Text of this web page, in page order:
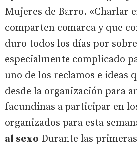
Mujeres de Barro. «Charlar
comparten comarca y que
duro todos los días por
especialmente complicado
uno de los reclamos e ideas
desde la organización para
facundinas a participar en
organizados para esta
al sexo Durante las